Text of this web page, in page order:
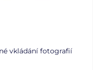
vkládání fotografií